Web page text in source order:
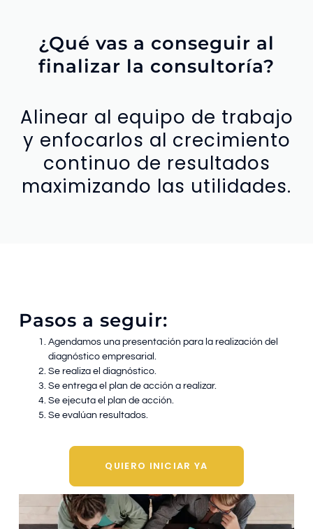
¿Qué vas a conseguir al
finalizar la consultoría?
Alinear al equipo de trabajo
y enfocarlos al crecimiento
continuo de resultados
maximizando las utilidades.
Pasos a seguir:
Agendamos una presentación para la realización del
diagnóstico empresarial.
Se realiza el diagnóstico.
Se entrega el plan de acción a realizar.
Se ejecuta el plan de acción.
Se evalúan resultados.
QUIERO INICIAR YA